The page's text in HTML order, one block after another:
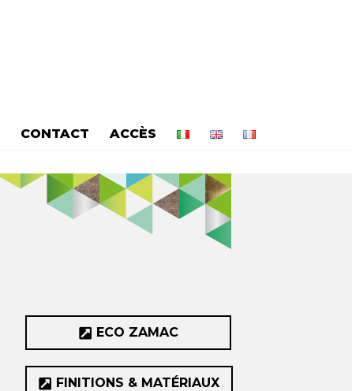
CONTACT ACCÈS
ECO ZAMAC
FINITIONS & MATÉRIAUX